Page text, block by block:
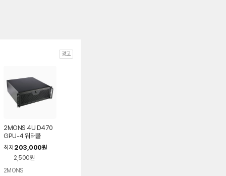
광고
2MONS 4U D470
GPU-4 워터쿨
최저 203,000원
2,500원
2MONS